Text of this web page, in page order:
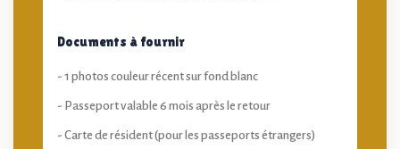
Documents à fournir
- 1 photos couleur récent sur fond blanc
- Passeport valable 6 mois après le retour
- Carte de résident (pour les passeports étrangers)